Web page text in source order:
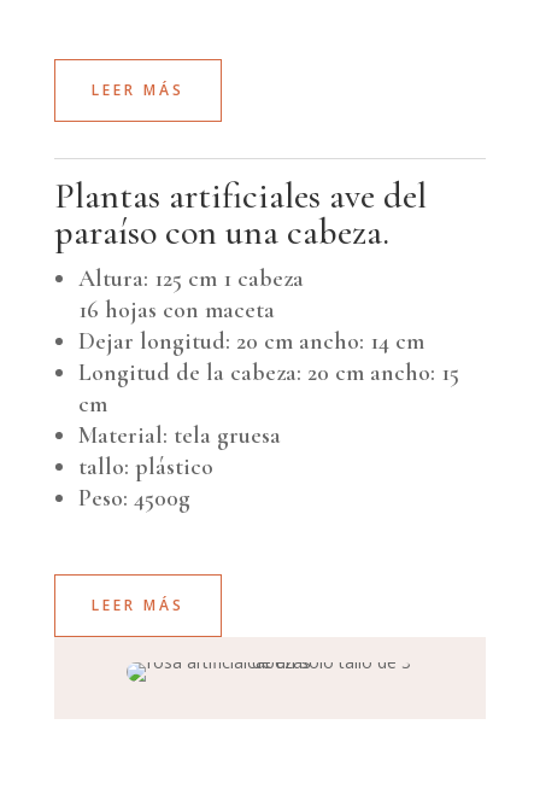
LEER MÁS
Plantas artificiales ave del
paraíso con una cabeza.
Altura: 125 cm 1 cabeza
16 hojas con maceta
Dejar longitud: 20 cm ancho: 14 cm
Longitud de la cabeza: 20 cm ancho: 15
cm
Material: tela gruesa
tallo: plástico
Peso: 4500g
LEER MÁS